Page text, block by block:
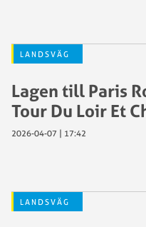
LANDSVÄG
Lagen till Paris
Tour Du Loir Et
2026-04-07 | 17:42
LANDSVÄG